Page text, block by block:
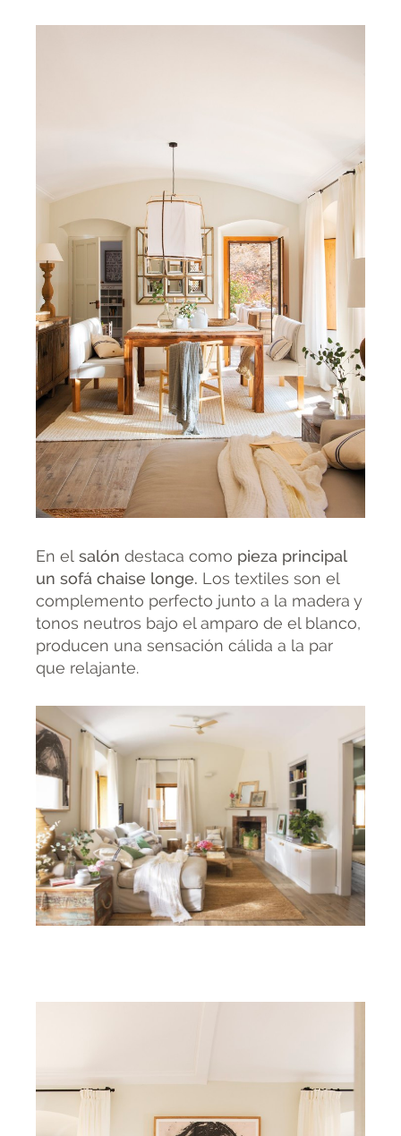
En el salón destaca como pieza principal
un sofá chaise longe. Los textiles son el
complemento perfecto junto a la madera y
tonos neutros bajo el amparo de el blanco,
producen una sensación cálida a la par
que relajante.